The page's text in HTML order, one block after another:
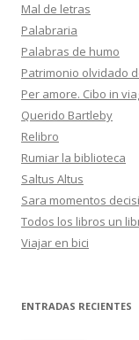
Mal de letras
Palabraria
Palabras de humo
Patrimonio olvidado
Per amore. Cibo in
Querido Bartleby
Relibro
Rumiar la biblioteca
Saltus Altus
Sara momentos
Todos los libros un
Viajar en bici
ENTRADAS RECIENTES